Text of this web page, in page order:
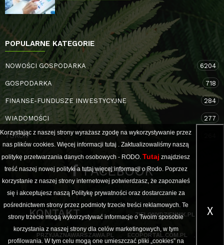
POPULARNE KATEGORIE
NOWOŚCI GOSPODARKA 6204
GOSPODARKA 718
FINANSE-FUNDUSZE INWESTYCYJNE 284
WIADOMOŚCI 277
TORUŃ
FACEBOOK
KONTAKT ZIELONYDZIENNIK.PL
PRZYJAZNAWARSZAWA.PL
ECOPORTAL.COM.PL
Korzystając z naszej strony wyrażasz zgodę na wykorzystywanie przez
nas plików cookies. Więcej informacji tutaj . Zaktualizowaliśmy naszą
politykę przetwarzania danych osobowych - RODO. Tutaj znajdziesz
treść naszej nowej polityki a tutajwięcej informacji o Rodo. Poprzez
korzystanie z naszej strony internetowej potwierdzasz, że zapoznałeś
się i akceptujesz naszą Politykę prywatności oraz dostarczanie za
pośrednictwem strony przez podmioty trzecie treści reklamowych. Te
strony trzecie mogą wykorzystywać informacje o Twoim sposobie
korzystania z naszej strony dla celów marketingowych, w tym
profilowania. W tym celu mogą one umieszczać pliki „cookies” na
X